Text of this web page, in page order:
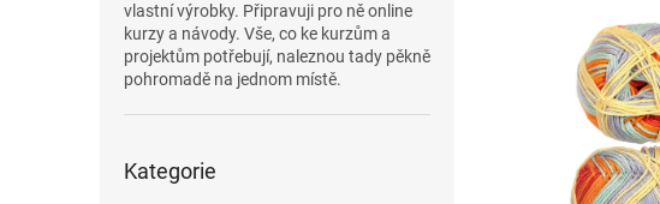
vlastní výrobky. Připravuji pro ně online
kurzy a návody. Vše, co ke kurzům a
projektům potřebují, naleznou tady pěkně
pohromadě na jednom místě.
kategorie
Kategorie